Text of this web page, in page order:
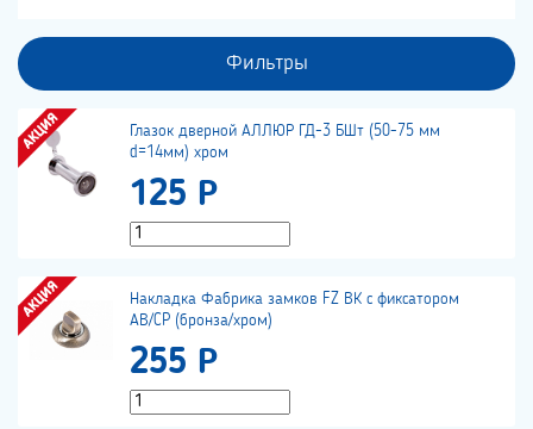
Фильтры
Глазок дверной АЛЛЮР ГД-3 БШт (50-75 мм
d=14мм) хром
125 Р
Накладка Фабрика замков FZ ВК с фиксатором
АВ/CP (бронза/хром)
255 Р